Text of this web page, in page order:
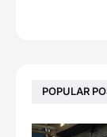
POPULAR